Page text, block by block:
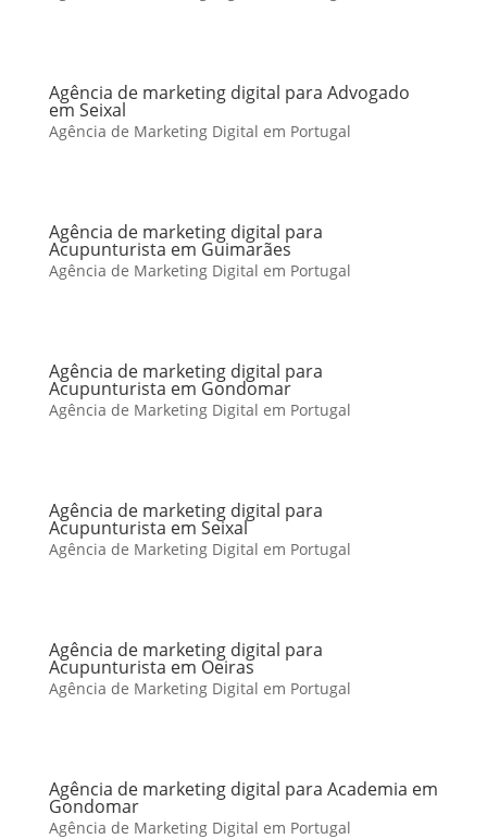
Agência de marketing digital para Advogado
em Seixal
Agência de Marketing Digital em Portugal
Agência de marketing digital para
Acupunturista em Guimarães
Agência de Marketing Digital em Portugal
Agência de marketing digital para
Acupunturista em Gondomar
Agência de Marketing Digital em Portugal
Agência de marketing digital para
Acupunturista em Seixal
Agência de Marketing Digital em Portugal
Agência de marketing digital para
Acupunturista em Oeiras
Agência de Marketing Digital em Portugal
Agência de marketing digital para Academia em
Gondomar
Agência de Marketing Digital em Portugal